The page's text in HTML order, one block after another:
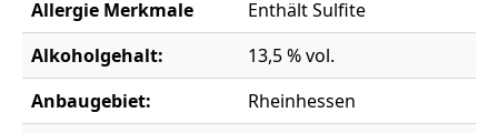
Allergie Merkmale
Enthält Sulfite
Alkoholgehalt:
13,5 % vol.
Anbaugebiet:
Rheinhessen